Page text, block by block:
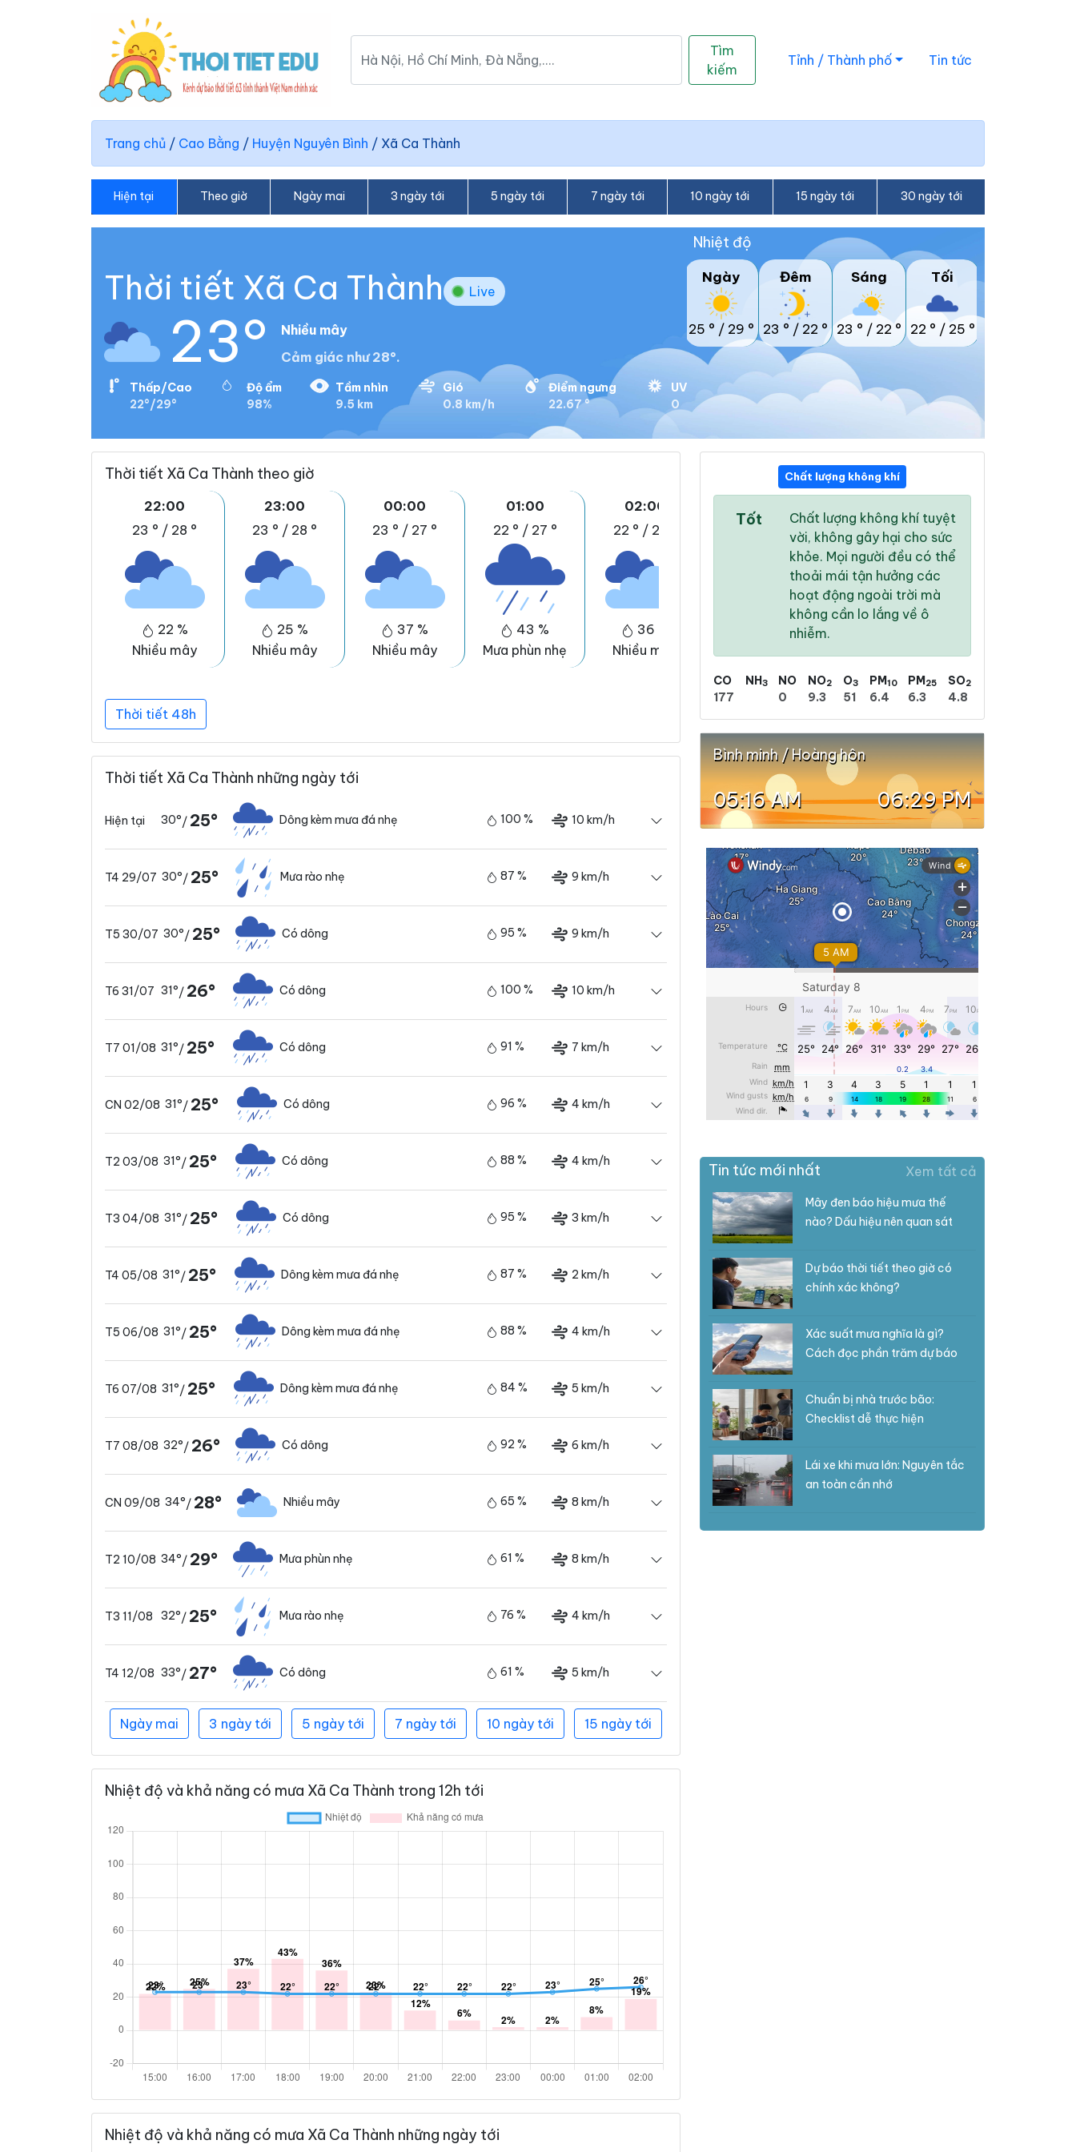
Tìm
kiếm
Tỉnh / Thành phố Tin tức
Trang chủ / Cao Bằng / Huyện Nguyên Bình / Xã Ca Thành
Hiện tại Theo giờ Ngày mai 3 ngày tới 5 ngày tới 7 ngày tới 10 ngày tới 15 ngày tới 30 ngày tới
Thời tiết Xã Ca Thành Live
23°
Nhiều mây
Cảm giác như 28°.
Thấp/Cao
22°/29°
Độ ẩm
98%
Tầm nhìn
9.5 km
Gió
0.8 km/h
Điểm ngưng
22.67 °
UV
0
Nhiệt độ
Ngày
25 ° / 29 °
Đêm
23 ° / 22 °
Sáng
23 ° / 22 °
Tối
22 ° / 25 °
Thời tiết Xã Ca Thành theo giờ
22:00
23 ° / 28 °
22 %
Nhiều mây
23:00
23 ° / 28 °
25 %
Nhiều mây
00:00
23 ° / 27 °
37 %
Nhiều mây
01:00
22 ° / 27 °
43 %
Mưa phùn nhẹ
02:00
22 ° / 27 °
36 %
Nhiều mây
22 °/
22 °
/ 26 °
Thời tiết 48h
Thời tiết Xã Ca Thành những ngày tới
Hiện tại 30°/ 25° Dông kèm mưa đá nhẹ 100 % 10 km/h
T4 29/07 30°/ 25° Mưa rào nhẹ 87 % 9 km/h
T5 30/07 30°/ 25° Có dông 95 % 9 km/h
T6 31/07 31°/ 26° Có dông 100 % 10 km/h
T7 01/08 31°/ 25° Có dông 91 % 7 km/h
CN 02/08 31°/ 25° Có dông 96 % 4 km/h
T2 03/08 31°/ 25° Có dông 88 % 4 km/h
T3 04/08 31°/ 25° Có dông 95 % 3 km/h
T4 05/08 31°/ 25° Dông kèm mưa đá nhẹ 87 % 2 km/h
T5 06/08 31°/ 25° Dông kèm mưa đá nhẹ 88 % 4 km/h
T6 07/08 31°/ 25° Dông kèm mưa đá nhẹ 84 % 5 km/h
T7 08/08 32°/ 26° Có dông 92 % 6 km/h
CN 09/08 34°/ 28° Nhiều mây 65 % 8 km/h
T2 10/08 34°/ 29° Mưa phùn nhẹ 61 % 8 km/h
T3 11/08 32°/ 25° Mưa rào nhẹ 76 % 4 km/h
T4 12/08 33°/ 27° Có dông 61 % 5 km/h
Ngày mai 3 ngày tới 5 ngày tới 7 ngày tới 10 ngày tới 15 ngày tới
Nhiệt độ và khả năng có mưa Xã Ca Thành trong 12h tới
Nhiệt độ và khả năng có mưa Xã Ca Thành những ngày tới
Chất lượng không khí
Tốt
Chất lượng không khí tuyệt
vời, không gây hại cho sức
khỏe. Mọi người đều có thể
thoải mái tận hưởng các
hoạt động ngoài trời mà
không cần lo lắng về ô
nhiễm.
CO
177
NH3
NO
0
NO2
9.3
O3
51
PM10
6.4
PM25
6.3
SO2
4.8
Bình minh / Hoàng hôn
05:16 AM 06:29 PM
Tin tức mới nhất Xem tất cả
Mây đen báo hiệu mưa thế
nào? Dấu hiệu nên quan sát
Dự báo thời tiết theo giờ có
chính xác không?
Xác suất mưa nghĩa là gì?
Cách đọc phần trăm dự báo
Chuẩn bị nhà trước bão:
Checklist dễ thực hiện
Lái xe khi mưa lớn: Nguyên tắc
an toàn cần nhớ